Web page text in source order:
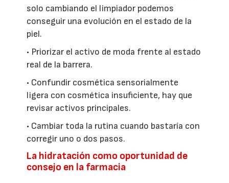
solo cambiando el limpiador podemos
conseguir una evolución en el estado de la
piel.
• Priorizar el activo de moda frente al estado
real de la barrera.
• Confundir cosmética sensorialmente
ligera con cosmética insuficiente, hay que
revisar activos principales.
• Cambiar toda la rutina cuando bastaría con
corregir uno o dos pasos.
La hidratación como oportunidad de
consejo en la farmacia